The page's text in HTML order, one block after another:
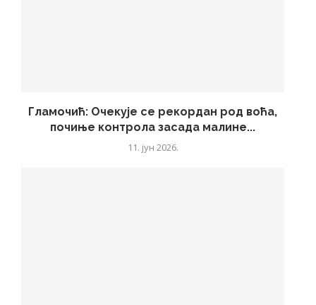
Гламочић: Очекује се рекордан род воћа,
почиње контрола засада малине...
11. јун 2026.